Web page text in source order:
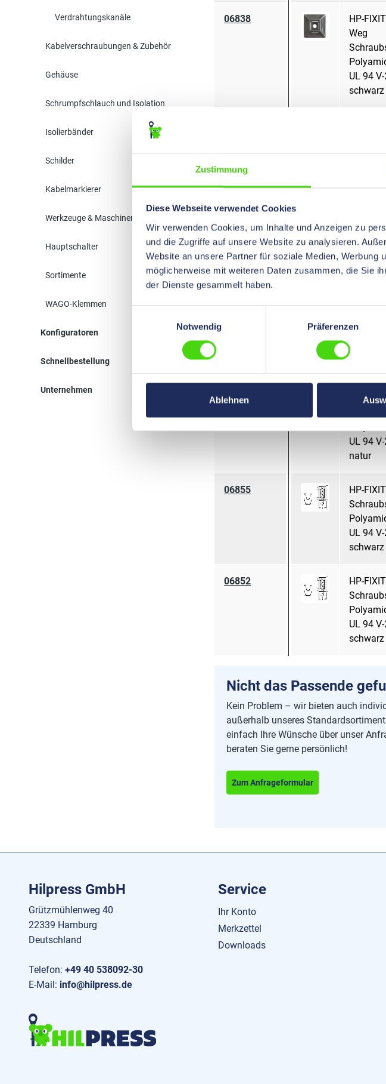
Zustimmung
Diese Webseite verwendet Cookies
Wir verwenden Cookies, um Inhalte und Anzeigen zu
und die Zugriffe auf unsere Website zu analysieren.
Website an unsere Partner für soziale Medien, Werbung
möglicherweise mit weiteren Daten zusammen, die Sie
der Dienste gesammelt haben.
Notwendig
Präferenzen
Ablehnen
Verdrahtungskanäle
Kabelverschraubungen & Zubehör
Gehäuse
Schrumpfschlauch und Isolation
Isolierbänder
Schilder
Kabelmarkierer
Werkzeuge & Maschinen
Hauptschalter
Sortimente
WAGO-Klemmen
Konfiguratoren
Schnellbestellung
Unternehmen
06838
HP-
Weg
UL 94
schwarz
UL 94
06851
UL 94
schwarz
06856
HP-
UL 94 V-
06850
HP-
UL 94
natur
06855
HP-
UL 94
schwarz
06852
HP-
UL 94
schwarz
Nicht das Passende
Kein Problem – wir bieten auch
außerhalb unseres
einfach Ihre Wünsche über unser
beraten Sie gerne persönlich!
Zum Anfrageformular
Hilpress GmbH
Grützmühlenweg 40
22339 Hamburg
Deutschland
Telefon: +49 40 538092-30
E-Mail: info@hilpress.de
Service
Ihr Konto
Merkzettel
Downloads